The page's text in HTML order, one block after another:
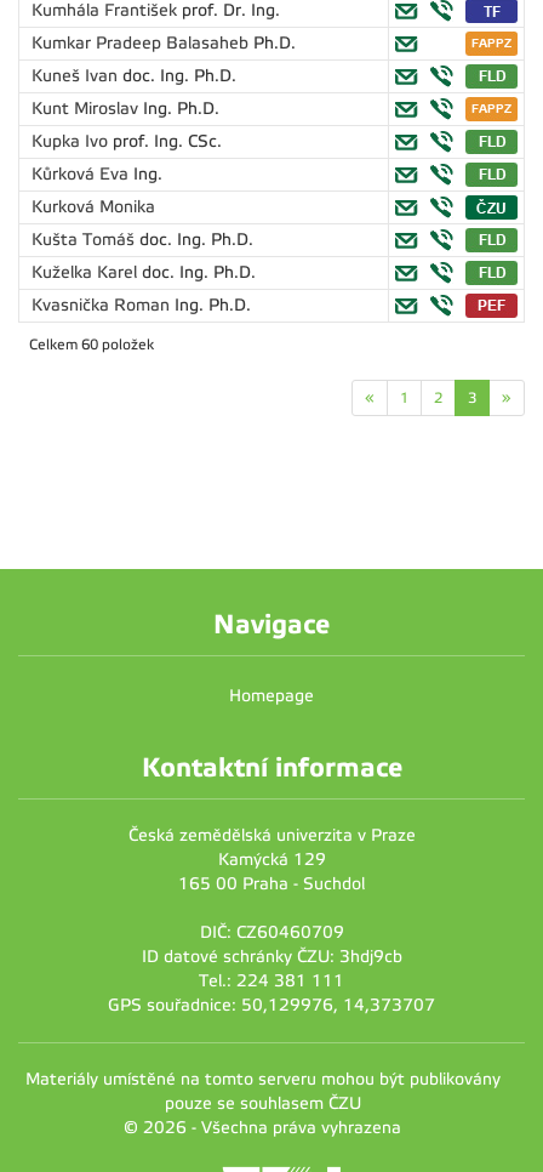
Kumhála František prof. Dr. Ing.
Kumkar Pradeep Balasaheb Ph.D.
Kuneš Ivan doc. Ing. Ph.D.
Kunt Miroslav Ing. Ph.D.
Kupka Ivo prof. Ing. CSc.
Kůrková Eva Ing.
Kurková Monika
Kušta Tomáš doc. Ing. Ph.D.
Kuželka Karel doc. Ing. Ph.D.
Kvasnička Roman Ing. Ph.D.
Celkem 60 položek
« 1 2 3 »
Navigace
Homepage
Kontaktní informace
Česká zemědělská univerzita v Praze
Kamýcká 129
165 00 Praha - Suchdol
DIČ: CZ60460709
ID datové schránky ČZU: 3hdj9cb
Tel.: 224 381 111
GPS souřadnice: 50,129976, 14,373707
Materiály umístěné na tomto serveru mohou být publikovány
pouze se souhlasem ČZU
© 2026 - Všechna práva vyhrazena